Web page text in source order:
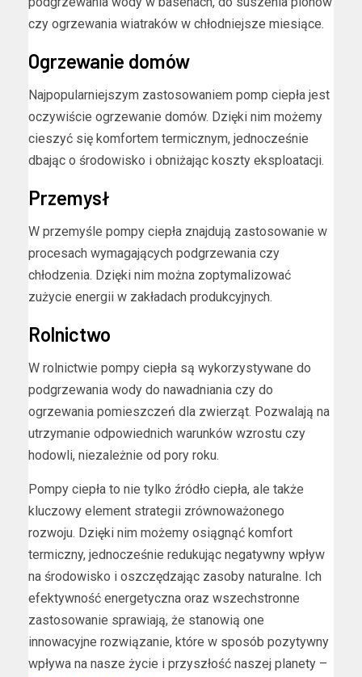
czy ogrzewania wiatraków w chłodniejsze miesiące.
Ogrzewanie domów
Najpopularniejszym zastosowaniem pomp ciepła jest
oczywiście ogrzewanie domów. Dzięki nim możemy
cieszyć się komfortem termicznym, jednocześnie
dbając o środowisko i obniżając koszty eksploatacji.
Przemysł
W przemyśle pompy ciepła znajdują zastosowanie w
procesach wymagających podgrzewania czy
chłodzenia. Dzięki nim można zoptymalizować
zużycie energii w zakładach produkcyjnych.
Rolnictwo
W rolnictwie pompy ciepła są wykorzystywane do
podgrzewania wody do nawadniania czy do
ogrzewania pomieszczeń dla zwierząt. Pozwalają na
utrzymanie odpowiednich warunków wzrostu czy
hodowli, niezależnie od pory roku.
Pompy ciepła to nie tylko źródło ciepła, ale także
kluczowy element strategii zrównoważonego
rozwoju. Dzięki nim możemy osiągnąć komfort
termiczny, jednocześnie redukując negatywny wpływ
na środowisko i oszczędzając zasoby naturalne. Ich
efektywność energetyczna oraz wszechstronne
zastosowanie sprawiają, że stanowią one
innowacyjne rozwiązanie, które w sposób pozytywny
wpływa na nasze życie i przyszłość naszej planety –